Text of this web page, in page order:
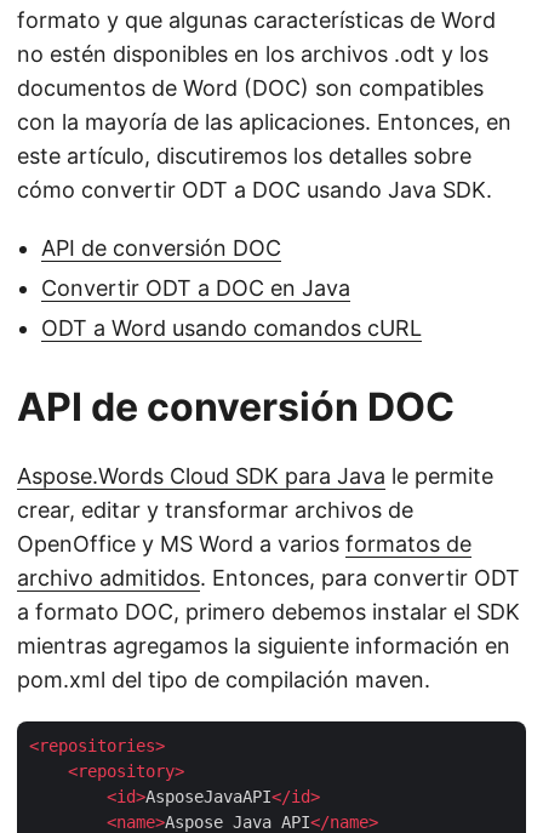
formato y que algunas características de Word
no estén disponibles en los archivos .odt y los
documentos de Word (DOC) son compatibles
con la mayoría de las aplicaciones. Entonces, en
este artículo, discutiremos los detalles sobre
cómo convertir ODT a DOC usando Java SDK.
API de conversión DOC
Convertir ODT a DOC en Java
ODT a Word usando comandos cURL
API de conversión DOC
Aspose.Words Cloud SDK para Java le permite
crear, editar y transformar archivos de
OpenOffice y MS Word a varios formatos de
archivo admitidos. Entonces, para convertir ODT
a formato DOC, primero debemos instalar el SDK
mientras agregamos la siguiente información en
pom.xml del tipo de compilación maven.
<repositories>
<repository>
<id>AsposeJavaAPI</id>
<name>Aspose Java API</name>